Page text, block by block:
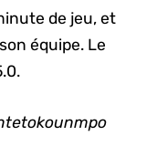
de jeu, et
équipe. Le